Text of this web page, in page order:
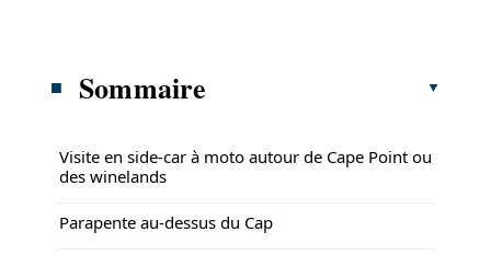
Sommaire
Visite en side-car à moto autour de Cape Point ou
des winelands
Parapente au-dessus du Cap